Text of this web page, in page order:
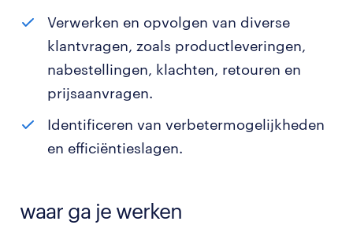
Verwerken en opvolgen van diverse
klantvragen, zoals productleveringen,
nabestellingen, klachten, retouren en
prijsaanvragen.
Identificeren van verbetermogelijkheden
en efficiëntieslagen.
waar ga je werken